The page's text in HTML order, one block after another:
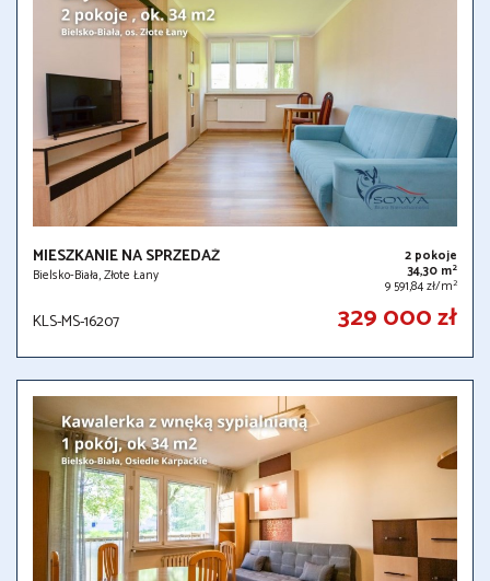
MIESZKANIE NA SPRZEDAŻ
Bielsko-Biała, Złote Łany
2 pokoje
34,30 m2
9 591,84 zł/m2
KLS-MS-16207 329 000 zł